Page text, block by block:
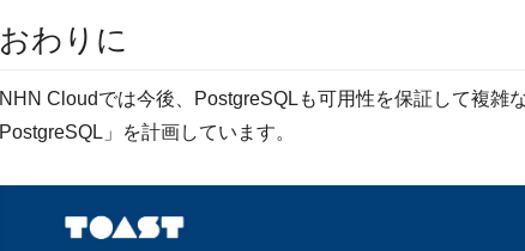
おわりに
NHN Cloudでは今後、PostgreSQLも可用性を保証して複
PostgreSQL」を計画しています。